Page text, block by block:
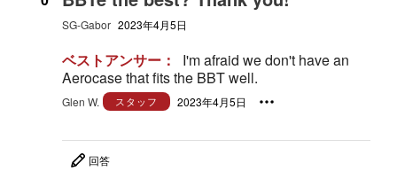
SG-Gabor 2023年4月5日
ベストアンサー：
I'm afraid we don't have an
Aerocase that fits the BBT well.
Glen W. スタッフ 2023年4月5日
回答